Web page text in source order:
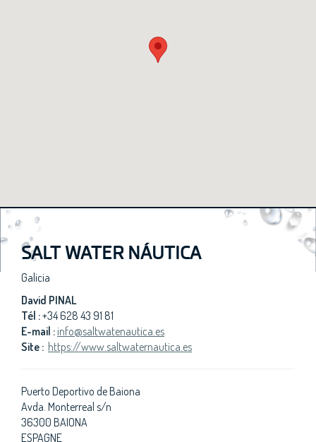
SALT WATER NÁUTICA
Galicia
David PINAL
Tél :+34 628 43 91 81
E-mail : info@saltwatenautica.es
Site : https://www.saltwaternautica.es
Puerto Deportivo de Baiona
Avda. Monterreal s/n
36300 BAIONA
ESPAGNE